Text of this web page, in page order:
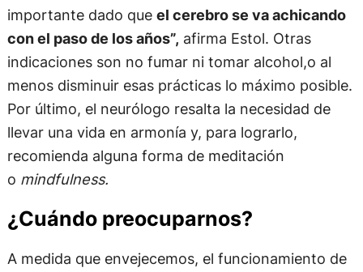
importante dado que el cerebro se va achicando
con el paso de los años”, afirma Estol. Otras
indicaciones son no fumar ni tomar alcohol,o al
menos disminuir esas prácticas lo máximo posible.
Por último, el neurólogo resalta la necesidad de
llevar una vida en armonía y, para lograrlo,
recomienda alguna forma de meditación
o mindfulness.
¿Cuándo preocuparnos?
A medida que envejecemos, el funcionamiento de